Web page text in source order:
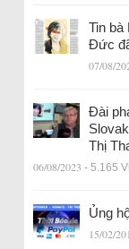
Tin bà
Đức
07/08/
Đài
Thị
06/08/2023 - 5.165
Ủng
15/02/